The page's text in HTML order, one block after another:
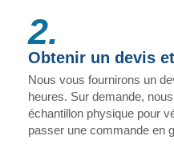
2.
Obtenir un devis
Nous vous fournirons un
heures. Sur demande,
échantillon physique pour
passer une commande en